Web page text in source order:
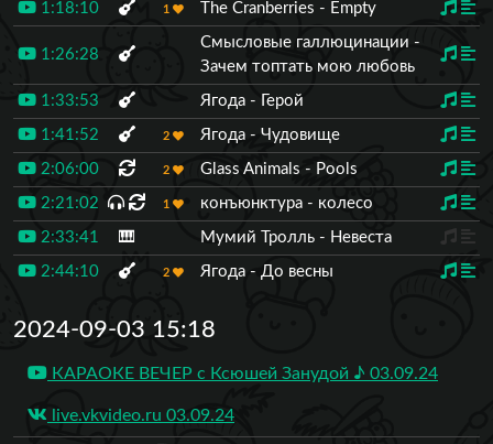
1:18:10 1 The Cranberries - Empty
1:26:28
Смысловые галлюцинации -
Зачем топтать мою любовь
1:33:53 Ягода - Герой
1:41:52 2 Ягода - Чудовище
2:06:00 2 Glass Animals - Pools
2:21:02 1 конъюнктура - колесо
2:33:41 🎹 Мумий Тролль - Невеста
2:44:10 2 Ягода - До весны
2024-09-03 15:18
КАРАОКЕ ВЕЧЕР с Ксюшей Занудой ♪ 03.09.24
live.vkvideo.ru 03.09.24